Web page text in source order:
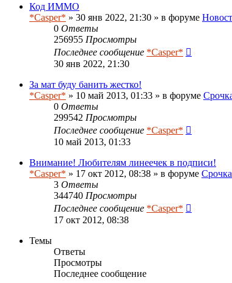
Код ИММО
*Casper* » 30 янв 2022, 21:30 » в форуме
0 Ответы
256955 Просмотры
Последнее сообщение *Casper*
30 янв 2022, 21:30
За мат буду банить жестко!
*Casper* » 10 май 2013, 01:33 » в форуме
0 Ответы
299542 Просмотры
Последнее сообщение *Casper*
10 май 2013, 01:33
Внимание! Любителям линеечек в подписи!
*Casper* » 17 окт 2012, 08:38 » в форуме
3 Ответы
344740 Просмотры
Последнее сообщение *Casper*
17 окт 2012, 08:38
Темы
Ответы
Просмотры
Последнее сообщение